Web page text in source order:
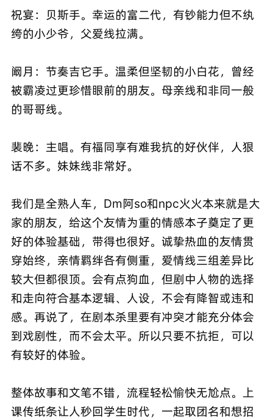
祝宴：贝斯手。幸运的富二代，有钞能力但不纨
绔的小少爷，父爱线拉满。
阚月：节奏吉它手。温柔但坚韧的小白花，曾经
被霸凌过更珍惜眼前的朋友。母亲线和非同一般
的哥哥线。
裴晚：主唱。有福同享有难我抗的好伙伴，人狠
话不多。妹妹线非常好。
我们是全熟人车，Dm阿so和npc火火本来就是大
家的朋友，给这个友情为重的情感本子奠定了更
好的体验基础，带得也很好。诚挚热血的友情贯
穿始终，亲情羁绊各有侧重，爱情线三组差异比
较大但都很顶。会有点狗血，但剧中人物的选择
和走向符合基本逻辑、人设，不会有降智或违和
感。再说了，在剧本杀里要有冲突才能充分体会
到戏剧性，而不会太平。所以只要不抗拒，可以
有较好的体验。
整体故事和文笔不错，流程轻松愉快无尬点。上
课传纸条让人秒回学生时代，一起取团名和想招